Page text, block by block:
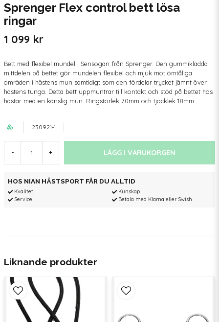
Sprenger Flex control bett lösa
ringar
1 099 kr
Bett med flexibel mundel i Sensogan från Sprenger. Den gummiklädda
mittdelen på bettet gör mundelen flexibel och mjuk mot ömtåliga
områden i hästens mun samtidigt som den fördelar trycket jämnt över
hästens tunga. Detta bett uppmuntrar till kontakt och stöd på bettet hos
hästar med en känslig mun. Ringstorlek 70mm och tjocklek 18mm.
230921-1
- + LÄGG I VARUKORGEN
HOS NIAN HÄSTSPORT FÅR DU ALLTID
Kvalitet
Service
Kunskap
Betala med Klarna eller Swish
Liknande produkter